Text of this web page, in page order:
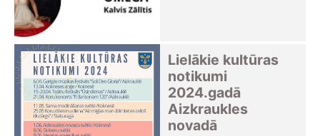
Lielākie kultūras
notikumi
2024.gadā
Aizkraukles
novadā